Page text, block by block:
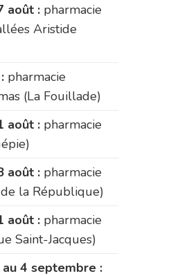
août : pharmacie
Aristide
pharmacie
(La Fouillade)
août : pharmacie
août : pharmacie
la République)
août : pharmacie
Saint-Jacques)
4 septembre :